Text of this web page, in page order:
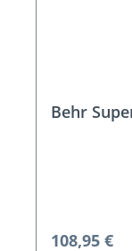
Behr
Regulärer
108,95 €